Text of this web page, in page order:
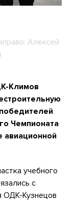
Алексей
Климов
Чемпионата
авиационной
учебного
с
ОДК-Кузнецов